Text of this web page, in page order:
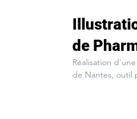
de
Réalisation
de Nantes, outil